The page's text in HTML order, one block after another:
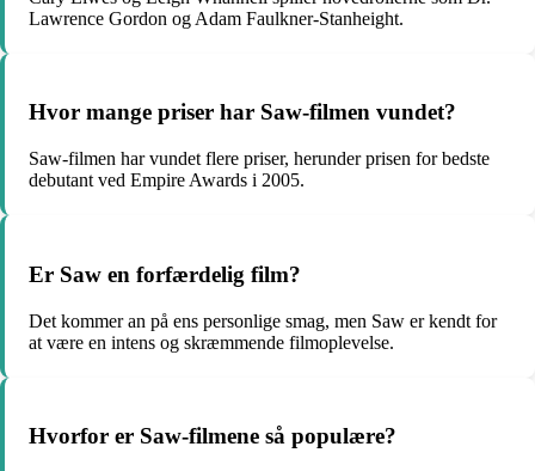
Lawrence Gordon og Adam Faulkner-Stanheight.
Hvor mange priser har Saw-filmen vundet?
Saw-filmen har vundet flere priser, herunder prisen for bedste
debutant ved Empire Awards i 2005.
Er Saw en forfærdelig film?
Det kommer an på ens personlige smag, men Saw er kendt for
at være en intens og skræmmende filmoplevelse.
Hvorfor er Saw-filmene så populære?